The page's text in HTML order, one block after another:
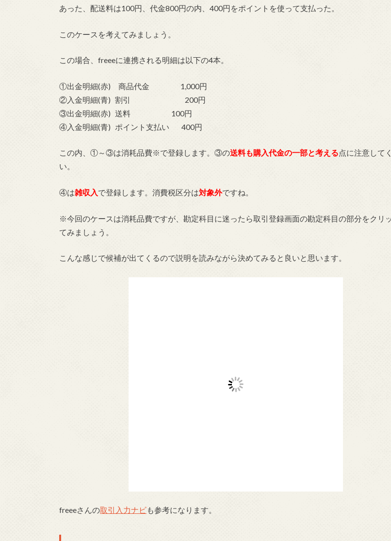
あった、配送料は100円、代金800円の内、400円をポイントを使って支払った。
このケースを考えてみましょう。
この場合、freeeに連携される明細は以下の4本。
①出金明細(赤) 商品代金 1,000円
②入金明細(青) 割引 200円
③出金明細(赤) 送料 100円
④入金明細(青) ポイント支払い 400円
この内、①～③は消耗品費※で登録します。③の送料も購入代金の一部と考える点に注意して
い。
④は雑収入で登録します。消費税区分は対象外ですね。
※今回のケースは消耗品費ですが、勘定科目に迷ったら取引登録画面の勘定科目の部分をクリッ
てみましょう。
こんな感じで候補が出てくるので説明を読みながら決めてみると良いと思います。
freeeさんの取引入力ナビも参考になります。